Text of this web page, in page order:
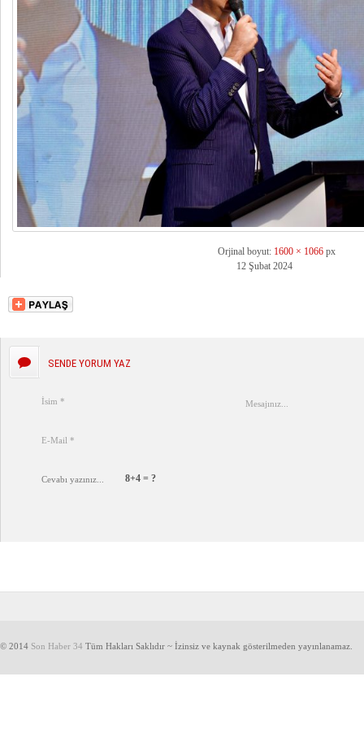
Orjinal boyut: 1600 × 1066 px
12 Şubat 2024
SENDE YORUM YAZ
8+4 = ?
© 2014 Son Haber 34 Tüm Hakları Saklıdır ~ İzinsiz ve kaynak gösterilmeden yayınlanamaz.